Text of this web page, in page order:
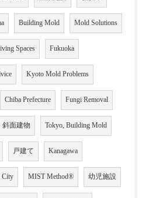
Building Mold Mold Solutions
Spaces Fukuoka
Kyoto Mold Problems
Chiba Prefecture Fungi Removal
斜面建物 Tokyo, Building Mold
戸建て Kanagawa
City MIST Method® 幼児施設